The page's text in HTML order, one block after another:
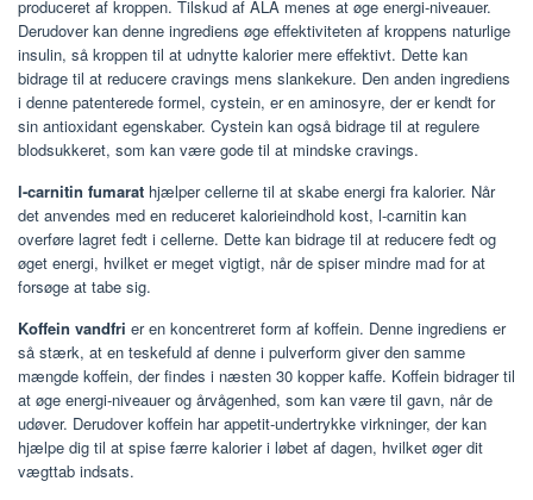
produceret af kroppen. Tilskud af ALA menes at øge energi-niveauer.
Derudover kan denne ingrediens øge effektiviteten af kroppens naturlige
insulin, så kroppen til at udnytte kalorier mere effektivt. Dette kan
bidrage til at reducere cravings mens slankekure. Den anden ingrediens
i denne patenterede formel, cystein, er en aminosyre, der er kendt for
sin antioxidant egenskaber. Cystein kan også bidrage til at regulere
blodsukkeret, som kan være gode til at mindske cravings.
l-carnitin fumarat hjælper cellerne til at skabe energi fra kalorier. Når
det anvendes med en reduceret kalorieindhold kost, l-carnitin kan
overføre lagret fedt i cellerne. Dette kan bidrage til at reducere fedt og
øget energi, hvilket er meget vigtigt, når de spiser mindre mad for at
forsøge at tabe sig.
Koffein vandfri er en koncentreret form af koffein. Denne ingrediens er
så stærk, at en teskefuld af denne i pulverform giver den samme
mængde koffein, der findes i næsten 30 kopper kaffe. Koffein bidrager til
at øge energi-niveauer og årvågenhed, som kan være til gavn, når de
udøver. Derudover koffein har appetit-undertrykke virkninger, der kan
hjælpe dig til at spise færre kalorier i løbet af dagen, hvilket øger dit
vægttab indsats.